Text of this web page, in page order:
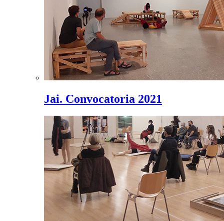
Jai. Convocatoria 2021